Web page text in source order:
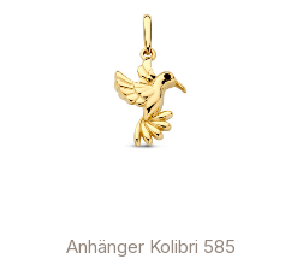
Anhänger Kolibri 585